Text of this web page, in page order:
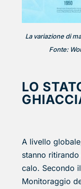
La variazione di
Fonte:
LO
A livello
stanno
calo. Secondo
Monitoraggio